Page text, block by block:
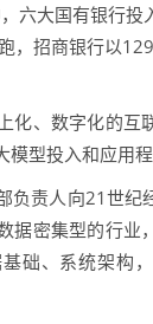
六大国有银行投
，招商银行以
、数字化的互
型投入和应用程
责人向21世纪经
据密集型的行业
础、系统架构